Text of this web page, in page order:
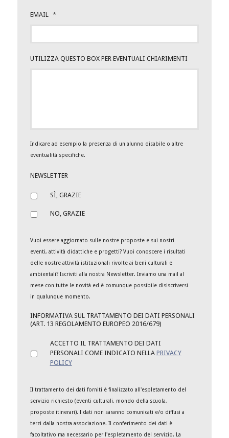
EMAIL *
UTILIZZA QUESTO BOX PER EVENTUALI CHIARIMENTI
Indicare ad esempio la presenza di un alunno disabile o altre
eventualità specifiche.
NEWSLETTER
SÌ, GRAZIE
NO, GRAZIE
Vuoi essere aggiornato sulle nostre proposte e sui nostri
eventi, attività didattiche e progetti? Vuoi conoscere i risultati
delle nostre attività istituzionali rivolte ai beni culturali e
ambientali? Iscriviti alla nostra Newsletter. Inviamo una mail al
mese con tutte le novità ed è comunque possibile disiscriversi
in qualunque momento.
INFORMATIVA SUL TRATTAMENTO DEI DATI PERSONALI
(ART. 13 REGOLAMENTO EUROPEO 2016/679)
ACCETTO IL TRATTAMENTO DEI DATI
PERSONALI COME INDICATO NELLA PRIVACY
POLICY
Il trattamento dei dati forniti è finalizzato all'espletamento del
servizio richiesto (eventi culturali, mondo della scuola,
proposte itinerari). I dati non saranno comunicati e/o diffusi a
terzi dalla nostra associazione. Il conferimento dei dati è
facoltativo ma necessario per l'espletamento del servizio. La